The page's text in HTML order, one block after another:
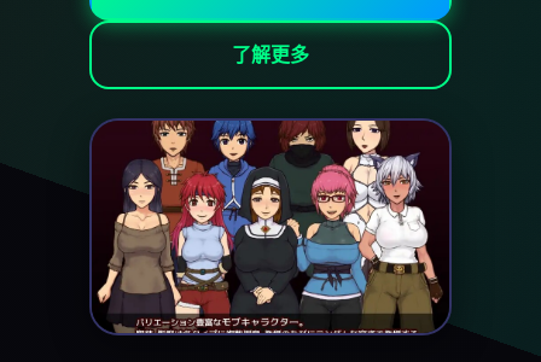
了解更多